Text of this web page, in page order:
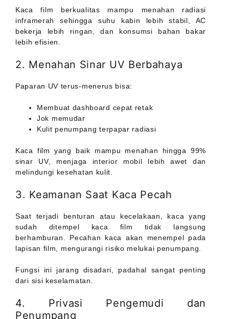
Kaca film berkualitas mampu menahan radiasi
inframerah sehingga suhu kabin lebih stabil, AC
bekerja lebih ringan, dan konsumsi bahan bakar
lebih efisien.
2. Menahan Sinar UV Berbahaya
Paparan UV terus-menerus bisa:
Membuat dashboard cepat retak
Jok memudar
Kulit penumpang terpapar radiasi
Kaca film yang baik mampu menahan hingga 99%
sinar UV, menjaga interior mobil lebih awet dan
melindungi kesehatan kulit.
3. Keamanan Saat Kaca Pecah
Saat terjadi benturan atau kecelakaan, kaca yang
sudah ditempel kaca film tidak langsung
berhamburan. Pecahan kaca akan menempel pada
lapisan film, mengurangi risiko melukai penumpang.
Fungsi ini jarang disadari, padahal sangat penting
dari sisi keselamatan.
4. Privasi Pengemudi dan
Penumpang